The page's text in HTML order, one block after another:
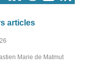
articles
Marie de Matmut